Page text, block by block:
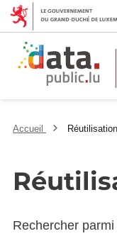
Accueil
Rechercher